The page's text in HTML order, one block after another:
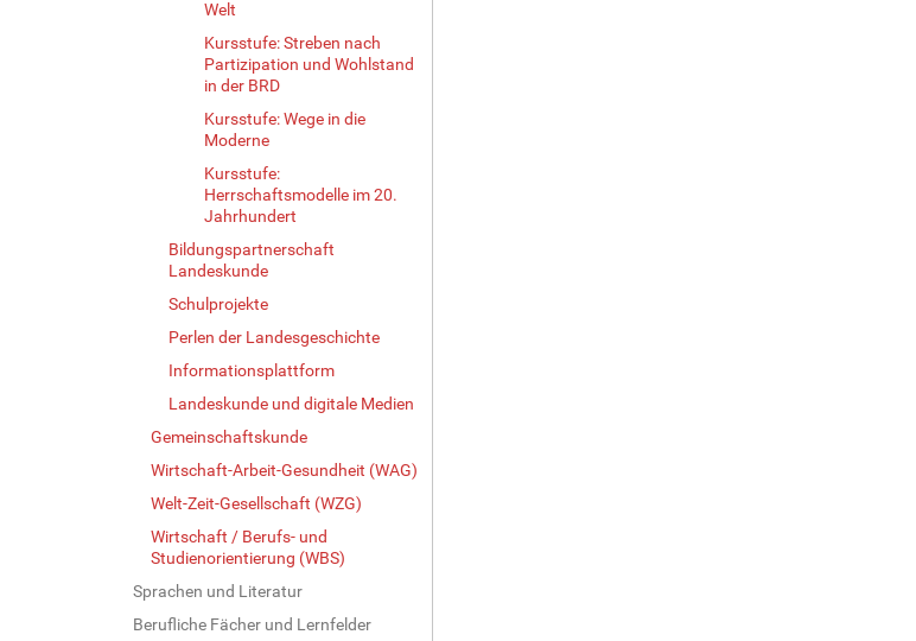
Welt
Kursstufe: Streben nach
Partizipation und Wohlstand
in der BRD
Kursstufe: Wege in die
Moderne
Kursstufe:
Herrschaftsmodelle im 20.
Jahrhundert
Bildungspartnerschaft
Landeskunde
Schulprojekte
Perlen der Landesgeschichte
Informationsplattform
Landeskunde und digitale Medien
Gemeinschaftskunde
Wirtschaft-Arbeit-Gesundheit (WAG)
Welt-Zeit-Gesellschaft (WZG)
Wirtschaft / Berufs- und
Studienorientierung (WBS)
Sprachen und Literatur
Berufliche Fächer und Lernfelder